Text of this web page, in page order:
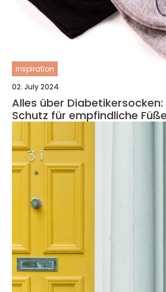
inspiration
02. July 2024
Alles über
Schutz für empfindliche Füße